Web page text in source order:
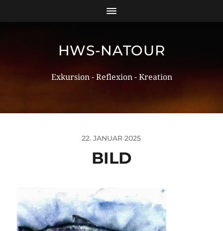
HWS-NATOUR
Exkursion - Reflexion - Kreation
22. JANUAR 2025
BILD